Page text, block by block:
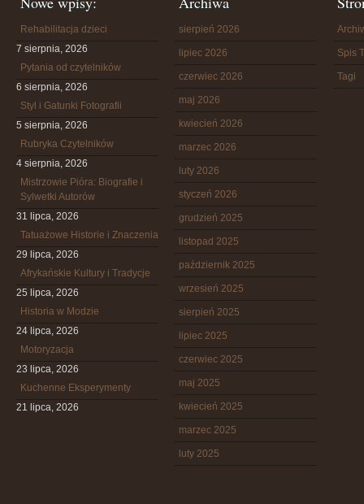
Rehabilitacja dzieci
7 sierpnia, 2026
Pytania od czytelników
6 sierpnia, 2026
Styl i Gatunki Fotografii
5 sierpnia, 2026
Rubryka Czytelników
4 sierpnia, 2026
Mistrzowie Pióra: Biografie i
Sylwetki Autorów
31 lipca, 2026
Tatuażowe Historie i Znaczenia
29 lipca, 2026
Afrykańskie Kultury i Tradycje
25 lipca, 2026
Historia w Modzie
24 lipca, 2026
Motoryzacja
23 lipca, 2026
Kuchenne Eksperymenty
21 lipca, 2026
sierpień 2026
lipiec 2026
czerwiec 2026
maj 2026
kwiecień 2026
marzec 2026
luty 2026
styczeń 2026
grudzień 2025
listopad 2025
październik 2025
wrzesień 2025
sierpień 2025
lipiec 2025
czerwiec 2025
maj 2025
kwiecień 2025
marzec 2025
luty 2025
Spis
Tagi